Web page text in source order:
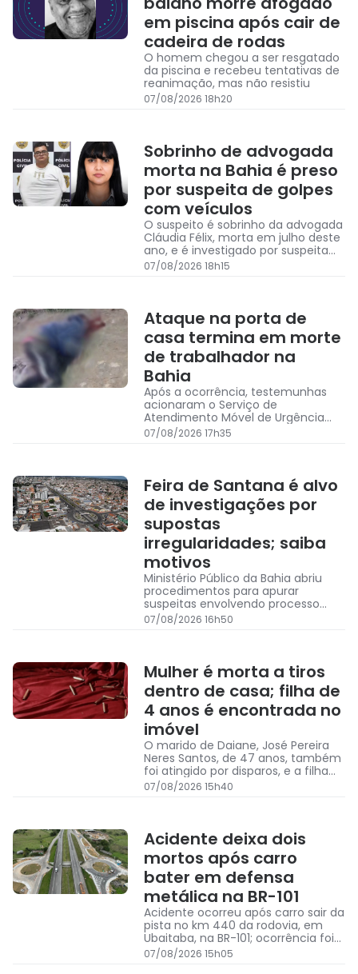
em piscina após cair de
cadeira de rodas
O homem chegou a ser resgatado
da piscina e recebeu tentativas de
reanimação, mas não resistiu
07/08/2026 18h20
Sobrinho de advogada
morta na Bahia é preso
por suspeita de golpes
com veículos
O suspeito é sobrinho da advogada
Cláudia Félix, morta em julho deste
ano, e é investigado por suspeita
de envolvimento em golpes
praticados
07/08/2026 18h15
Ataque na porta de
casa termina em morte
de trabalhador na
Bahia
Após a ocorrência, testemunhas
acionaram o Serviço de
Atendimento Móvel de Urgência
(Samu) para prestar socorro a
vítima, mas o jovem não resistiu e
07/08/2026 17h35
Feira de Santana é alvo
de investigações por
supostas
irregularidades; saiba
motivos
Ministério Público da Bahia abriu
procedimentos para apurar
suspeitas envolvendo processo
seletivo REDA 2020, loteamento e
outras áreas da gestão municipal
07/08/2026 16h50
Mulher é morta a tiros
dentro de casa; filha de
4 anos é encontrada no
imóvel
O marido de Daiane, José Pereira
Neres Santos, de 47 anos, também
foi atingido por disparos, e a filha
ficou no imóvel
07/08/2026 15h40
Acidente deixa dois
mortos após carro
bater em defensa
metálica na BR-101
Acidente ocorreu após carro sair da
pista no km 440 da rodovia, em
Ubaitaba, na BR-101; ocorrência foi
atendida pela Polícia Rodoviária
Federal
07/08/2026 15h05